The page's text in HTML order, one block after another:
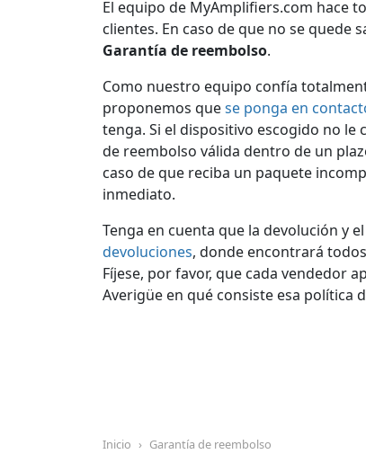
El equipo de MyAmplifiers.com hace
clientes. En caso de que no se
Garantía de reembolso.
Como nuestro equipo confía
proponemos quese ponga en
tenga. Si el dispositivo escogido no
de reembolso válida dentro de un
caso de que reciba un paquete
inmediato.
Tenga en cuenta que la devolución y
devoluciones, donde encontrará
Fíjese, por favor, que cada vendedor
Averigüe en qué consiste esa política
Inicio Garantía de reembolso